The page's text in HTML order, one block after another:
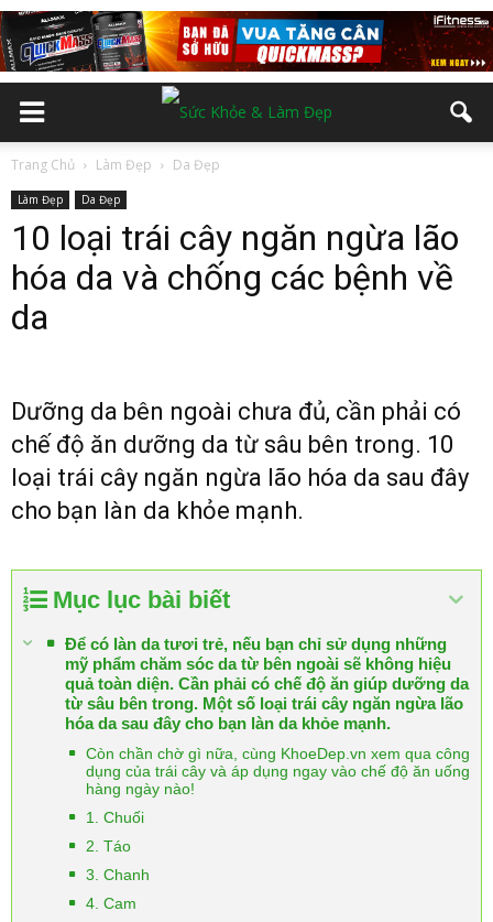
Trang Chủ Làm Đẹp Da Đẹp
Làm Đẹp Da Đẹp
10 loại trái cây ngăn ngừa lão
hóa da và chống các bệnh về
da
Dưỡng da bên ngoài chưa đủ, cần phải có
chế độ ăn dưỡng da từ sâu bên trong. 10
loại trái cây ngăn ngừa lão hóa da sau đây
cho bạn làn da khỏe mạnh.
Mục lục bài biết
Để có làn da tươi trẻ, nếu bạn chỉ sử dụng những
mỹ phẩm chăm sóc da từ bên ngoài sẽ không hiệu
quả toàn diện. Cần phải có chế độ ăn giúp dưỡng da
từ sâu bên trong. Một số loại trái cây ngăn ngừa lão
hóa da sau đây cho bạn làn da khỏe mạnh.
Còn chần chờ gì nữa, cùng KhoeDep.vn xem qua công
dụng của trái cây và áp dụng ngay vào chế độ ăn uống
hàng ngày nào!
1. Chuối
2. Táo
3. Chanh
4. Cam